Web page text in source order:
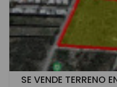
SE VENDE TERRENO